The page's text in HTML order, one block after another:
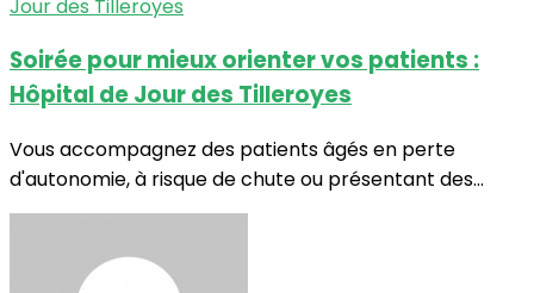
Soirée pour mieux orienter vos patients :
Hôpital de Jour des Tilleroyes
Vous accompagnez des patients âgés en perte
d'autonomie, à risque de chute ou présentant des...